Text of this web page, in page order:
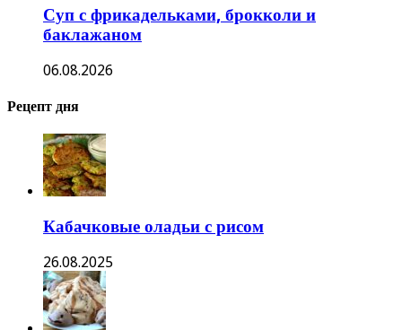
Суп с фрикадельками, брокколи и
баклажаном
06.08.2026
Рецепт дня
Кабачковые оладьи с рисом
26.08.2025